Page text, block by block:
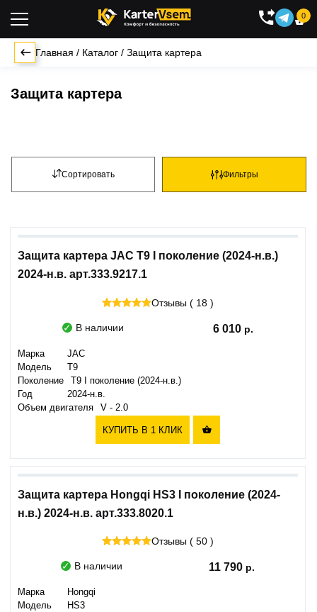

0
Главная / Каталог / Защита картера
Защита картера
Фильтры
Сортировать
Защита картера JAC T9 I поколение (2024-н.в.)
2024-н.в. арт.333.9217.1
Отзывы ( 18 )
В наличии 6 010
Марка
JAC
Модель
T9
Поколение
T9 I поколение (2024-н.в.)
Год
2024-н.в.
Объем двигателя
V - 2.0
КУПИТЬ В 1 КЛИК 
Защита картера Hongqi HS3 I поколение (2024-
н.в.) 2024-н.в. арт.333.8020.1
Отзывы ( 50 )
В наличии 11 790
Марка
Hongqi
Модель
HS3